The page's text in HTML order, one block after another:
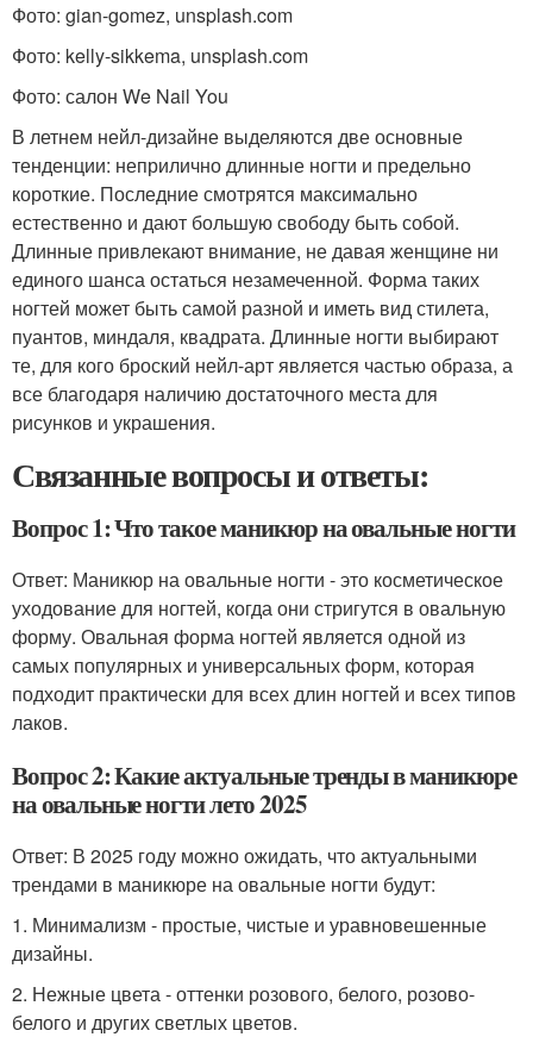
Фото: gian-gomez, unsplash.com
Фото: kelly-sikkema, unsplash.com
Фото: салон We Nail You
В летнем нейл-дизайне выделяются две основные
тенденции: неприлично длинные ногти и предельно
короткие. Последние смотрятся максимально
естественно и дают большую свободу быть собой.
Длинные привлекают внимание, не давая женщине ни
единого шанса остаться незамеченной. Форма таких
ногтей может быть самой разной и иметь вид стилета,
пуантов, миндаля, квадрата. Длинные ногти выбирают
те, для кого броский нейл-арт является частью образа, а
все благодаря наличию достаточного места для
рисунков и украшения.
Связанные вопросы и ответы:
Вопрос 1: Что такое маникюр на овальные ногти
Ответ: Маникюр на овальные ногти - это косметическое
уходование для ногтей, когда они стригутся в овальную
форму. Овальная форма ногтей является одной из
самых популярных и универсальных форм, которая
подходит практически для всех длин ногтей и всех типов
лаков.
Вопрос 2: Какие актуальные тренды в маникюре
на овальные ногти лето 2025
Ответ: В 2025 году можно ожидать, что актуальными
трендами в маникюре на овальные ногти будут:
1. Минимализм - простые, чистые и уравновешенные
дизайны.
2. Нежные цвета - оттенки розового, белого, розово-
белого и других светлых цветов.